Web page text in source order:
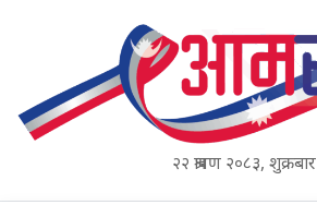
२२ श्रावण २०८३, शुक्रबार